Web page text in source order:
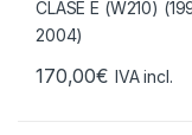
170,00€ IVA incl.